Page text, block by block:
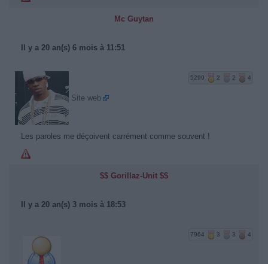
Mc Guytan
Il y a 20 an(s) 6 mois à 11:51
5299 2 2 4
Site web
Les paroles me déçoivent carrément comme souvent !
$$ Gorillaz-Unit $$
Il y a 20 an(s) 3 mois à 18:53
7964 3 3 4